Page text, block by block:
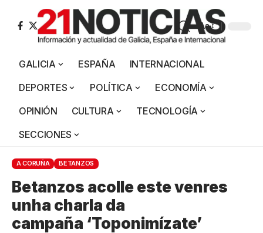
Aa
GALICIA ESPAÑA
INTERNACIONAL
DEPORTES
POLÍTICA
ECONOMÍA
OPINIÓN
CULTURA
TECNOLOGÍA
SECCIONES
A CORUÑA BETANZOS
Betanzos acolle este venres
unha charla da
campaña ‘Toponimízate’